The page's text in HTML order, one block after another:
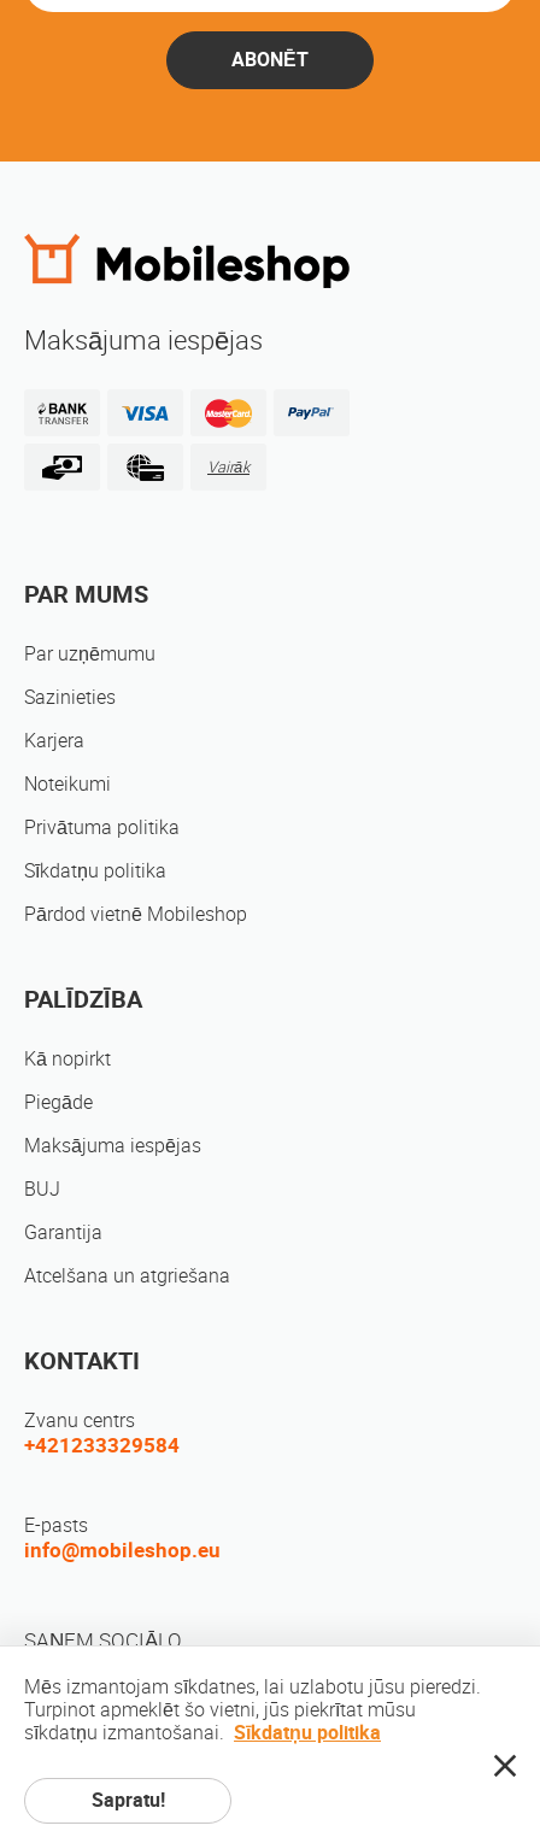
ABONĒT
Maksājuma iespējas
Vairāk
PAR MUMS
Par uzņēmumu
Sazinieties
Karjera
Noteikumi
Privātuma politika
Sīkdatņu politika
Pārdod vietnē Mobileshop
PALĪDZĪBA
Kā nopirkt
Piegāde
Maksājuma iespējas
BUJ
Garantija
Atcelšana un atgriešana
KONTAKTI
Zvanu centrs
+421233329584
E-pasts
info@mobileshop.eu
SAŅEM SOCIĀLO
Autortiesības © 2010-2026 MobileShop.eu. Visas tiesības aizsargātas. Visi
Mēs izmantojam sīkdatnes, lai uzlabotu jūsu pieredzi.
Turpinot apmeklēt šo vietni, jūs piekrītat mūsu
sīkdatņu izmantošanai. Sīkdatņu politika
Sapratu!